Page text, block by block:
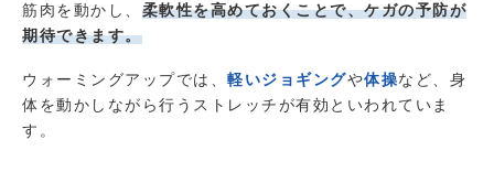
筋肉を動かし、 柔軟性を高めておくことで、ケガの予防が
期待できます。
ウォーミングアップでは、 軽いジョギングや体操など、身
体を動かしながら行うストレッチが有効といわれていま
す。